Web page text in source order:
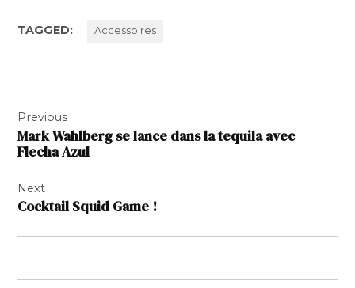
TAGGED: Accessoires
de
l’article
Previous
Mark Wahlberg se lance dans la tequila avec
Flecha Azul
Next
Cocktail Squid Game !